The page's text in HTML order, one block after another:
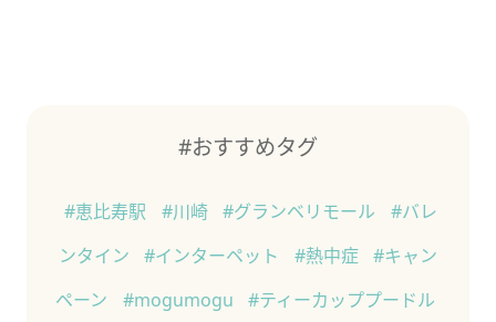
#おすすめタグ
#恵比寿駅 #川崎 #グランベリモール
#バレ
ンタイン
#インターペット #熱中症
#キャン
ペーン
#mogumogu
#ティーカッププードル